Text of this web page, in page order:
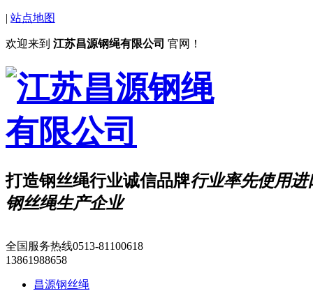
| 站点地图
欢迎来到 江苏昌源钢绳有限公司 官网！
打造钢丝绳行业诚信品牌行业率先使用进
钢丝绳生产企业
全国服务热线0513-81100618
13861988658
昌源钢丝绳